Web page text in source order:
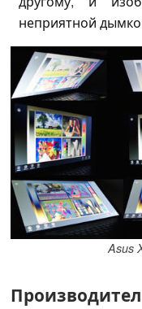
неприятной
Asus